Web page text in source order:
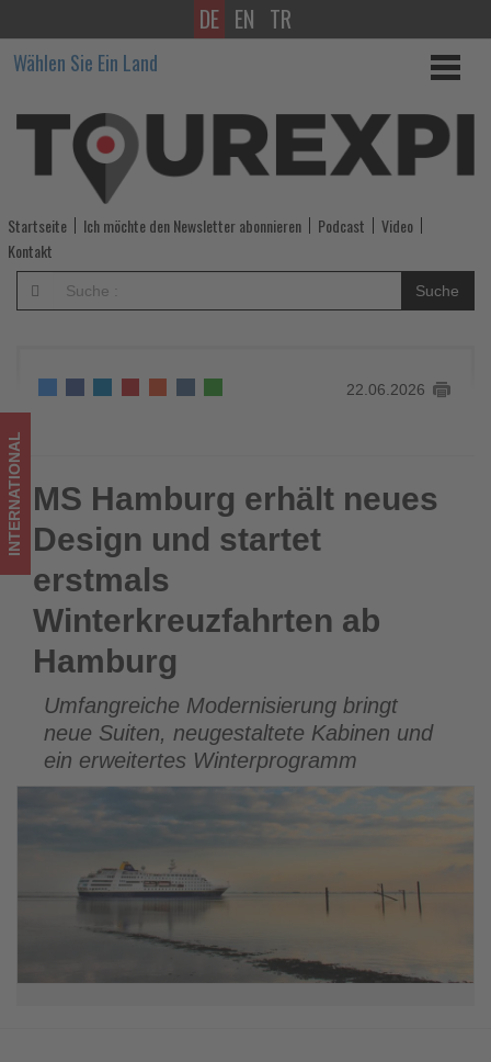
MS
Hamburg
erhält
neues
Design
und
startet
Winterkreuzfahrten
ab
Hamburg
-
Wissen,
was
im
Tourismus
los
ist!
DE EN TR
Wählen Sie Ein Land
Startseite Ich möchte den Newsletter abonnieren Podcast
Video
Kontakt
Suche
22.06.2026
MS Hamburg erhält neues Design und startet erstmals
Winterkreuzfahrten ab Hamburg
INTERNATIONAL MS Hamburg erhält neues
Design und startet
erstmals
Winterkreuzfahrten ab
Hamburg
Umfangreiche Modernisierung bringt
neue Suiten, neugestaltete Kabinen und
ein erweitertes Winterprogramm